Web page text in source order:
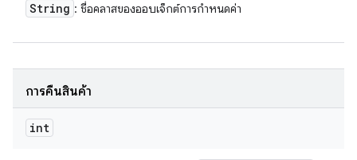
String : ชื่อคลาสของออบเจ็กต์การกำหนดค่า
การคืนสินค้า
int